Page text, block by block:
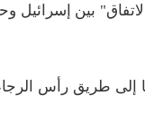
بين إسرائيل
إلى طريق رأس